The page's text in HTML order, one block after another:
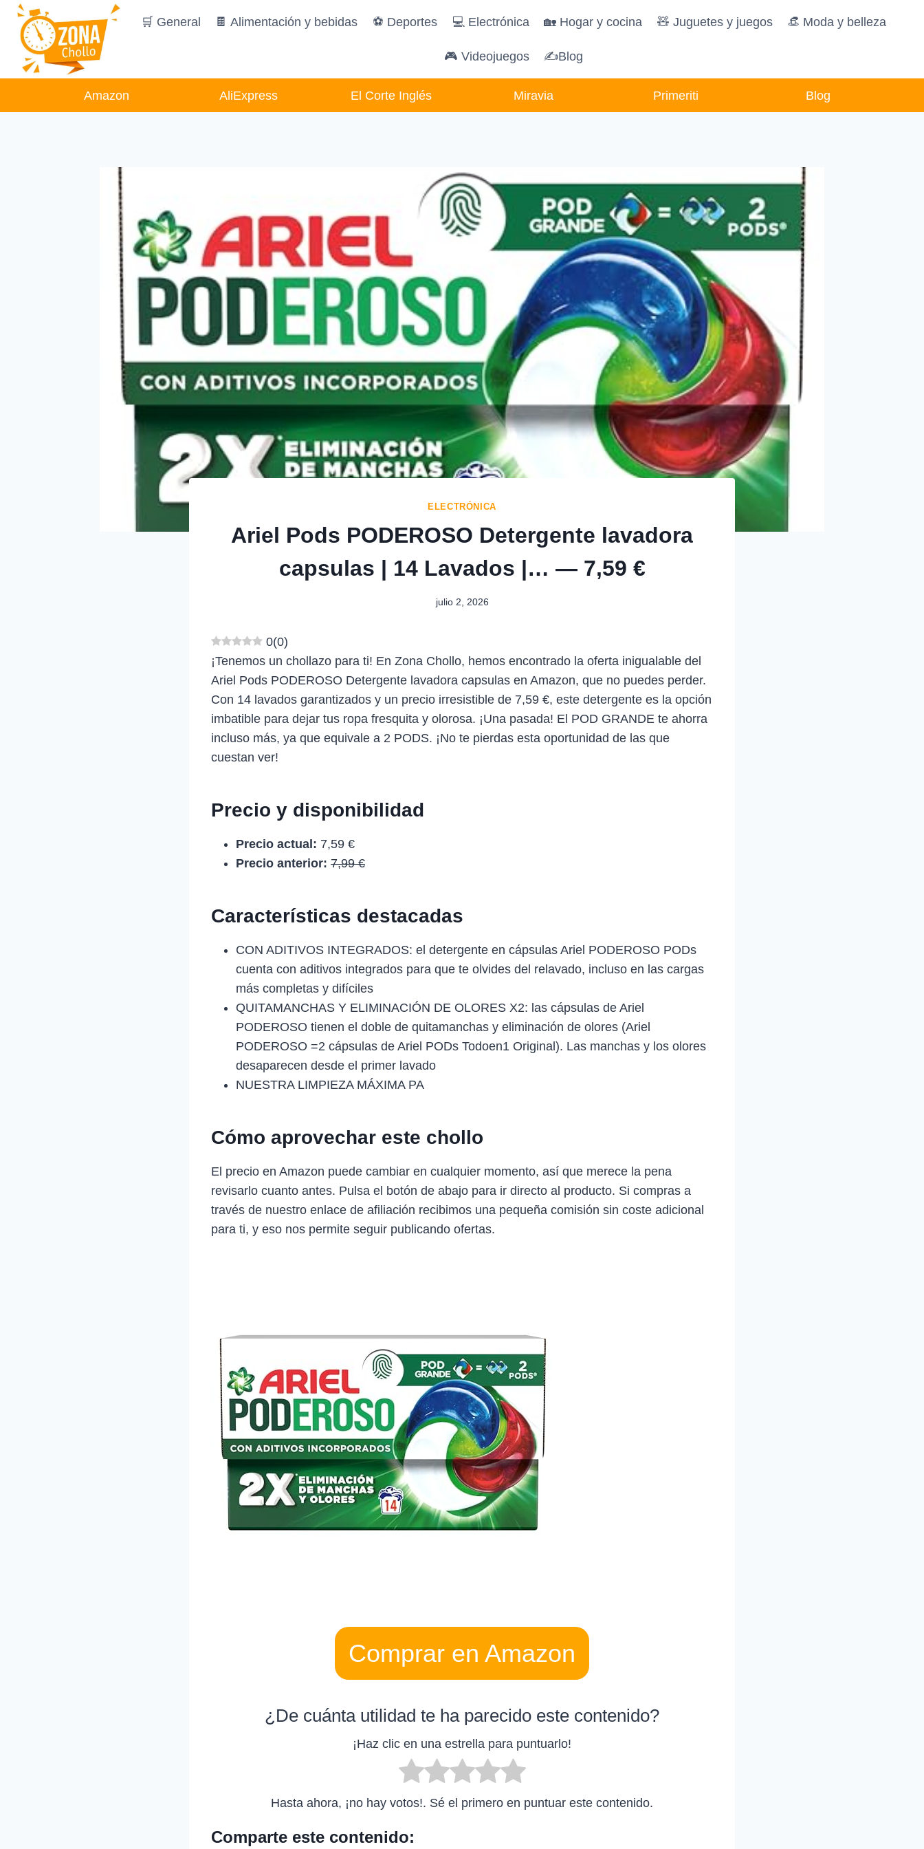
Saltar
contenido
🛒 General 🍫 Alimentación y bebidas ️⚽️ Deportes 💻 Electrónica 🏡 Hogar y cocina 🧸️ Juguetes y juegos 👒 Moda y belleza
🎮 Videojuegos ✍Blog
Amazon AliExpress El Corte Inglés Miravia Primeriti Blog
ELECTRÓNICA
Ariel Pods PODEROSO Detergente lavadora
capsulas | 14 Lavados |… — 7,59 €
julio 2, 2026
0(0)
¡Tenemos un chollazo para ti! En Zona Chollo, hemos encontrado la oferta inigualable del
Ariel Pods PODEROSO Detergente lavadora capsulas en Amazon, que no puedes perder.
Con 14 lavados garantizados y un precio irresistible de 7,59 €, este detergente es la opción
imbatible para dejar tus ropa fresquita y olorosa. ¡Una pasada! El POD GRANDE te ahorra
incluso más, ya que equivale a 2 PODS. ¡No te pierdas esta oportunidad de las que
cuestan ver!
Precio y disponibilidad
Precio actual: 7,59 €
Precio anterior: 7,99 €
Características destacadas
CON ADITIVOS INTEGRADOS: el detergente en cápsulas Ariel PODEROSO PODs
cuenta con aditivos integrados para que te olvides del relavado, incluso en las cargas
más completas y difíciles
QUITAMANCHAS Y ELIMINACIÓN DE OLORES X2: las cápsulas de Ariel
PODEROSO tienen el doble de quitamanchas y eliminación de olores (Ariel
PODEROSO =2 cápsulas de Ariel PODs Todoen1 Original). Las manchas y los olores
desaparecen desde el primer lavado
NUESTRA LIMPIEZA MÁXIMA PA
Cómo aprovechar este chollo
El precio en Amazon puede cambiar en cualquier momento, así que merece la pena
revisarlo cuanto antes. Pulsa el botón de abajo para ir directo al producto. Si compras a
través de nuestro enlace de afiliación recibimos una pequeña comisión sin coste adicional
para ti, y eso nos permite seguir publicando ofertas.
Comprar en Amazon
¿De cuánta utilidad te ha parecido este contenido?
¡Haz clic en una estrella para puntuarlo!
Hasta ahora, ¡no hay votos!. Sé el primero en puntuar este contenido.
Comparte este contenido: